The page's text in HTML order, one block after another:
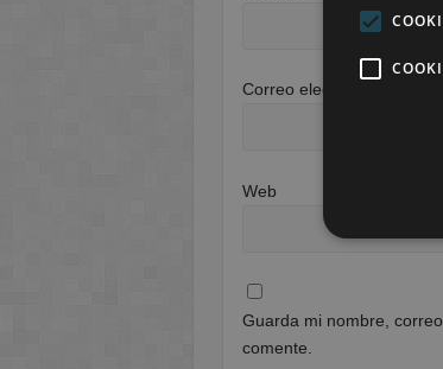
Correo electrónico
Web
Guarda mi nombre,
comente.